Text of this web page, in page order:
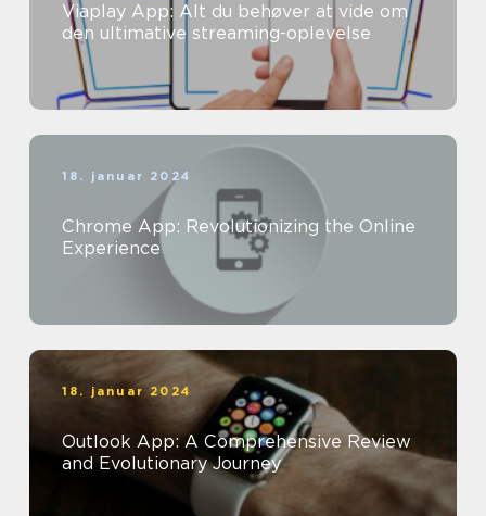
Viaplay App: Alt du behøver at vide om
den ultimative streaming-oplevelse
18. januar 2024
Chrome App: Revolutionizing the Online
Experience
18. januar 2024
Outlook App: A Comprehensive Review
and Evolutionary Journey